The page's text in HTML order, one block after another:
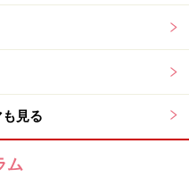
、からだがどちらかに傾
ません。
テープからどれくらい位
う。骨盤がゆがんでいる
きます。
見る
ム